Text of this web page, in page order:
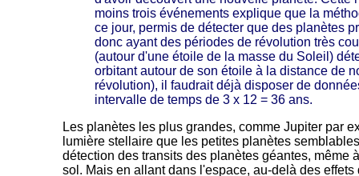
moins trois événements explique que la
ce jour, permis de détecter que des planètes
donc ayant des périodes de révolution très
(autour d'une étoile de la masse du Soleil)
orbitant autour de son étoile à la distance de
révolution), il faudrait déjà disposer de
intervalle de temps de 3 x 12 = 36 ans.
Les planètes les plus grandes, comme Jupiter par
lumière stellaire que les petites planètes
détection des transits des planètes géantes, même
sol. Mais en allant dans l'espace, au-delà des effets